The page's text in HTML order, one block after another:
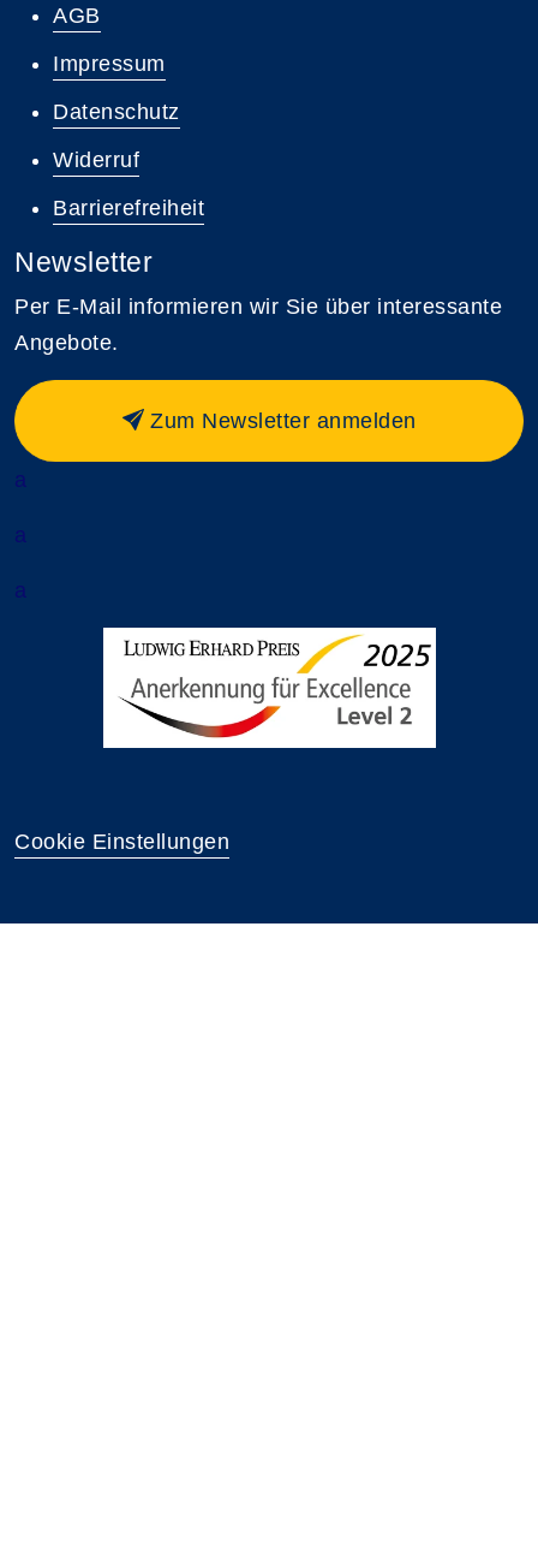
AGB
Impressum
Datenschutz
Widerruf
Barrierefreiheit
Newsletter
Per E-Mail informieren wir Sie über interessante
Angebote.
Zum Newsletter anmelden
a
a
a
Cookie Einstellungen